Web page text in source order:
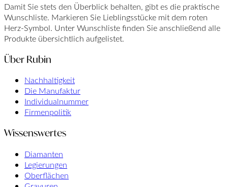
Damit Sie stets den Überblick behalten, gibt es die praktische
Wunschliste. Markieren Sie Lieblingsstücke mit dem roten
Herz-Symbol. Unter Wunschliste finden Sie anschließend alle
Produkte übersichtlich aufgelistet.
Über Rubin
Nachhaltigkeit
Die Manufaktur
Individualnummer
Firmenpolitik
Wissenswertes
Diamanten
Legierungen
Oberflächen